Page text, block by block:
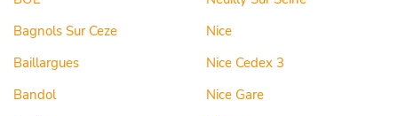
Bagnols Sur Ceze
Baillargues
Bandol
Nice
Nice Cedex 3
Nice Gare